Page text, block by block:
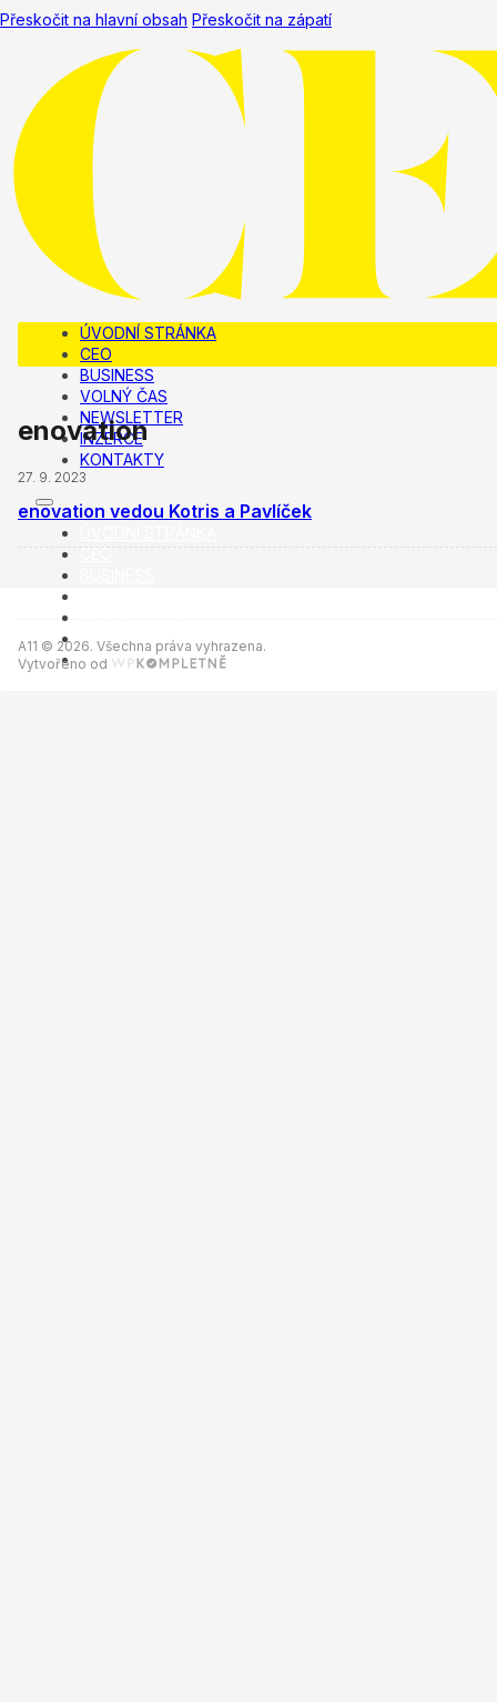
Přeskočit na hlavní obsah Přeskočit na zápatí
ÚVODNÍ STRÁNKA
CEO
BUSINESS
VOLNÝ ČAS
NEWSLETTER
INZERCE
KONTAKTY
CEO
INZERCE
KONTAKTY
enovation
27. 9. 2023
enovation vedou Kotris a Pavlíček
A11 © 2026. Všechna práva vyhrazena.
Vytvořeno od